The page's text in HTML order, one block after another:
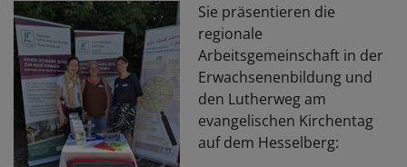
Sie präsentieren die
regionale
Arbeitsgemeinschaft in der
Erwachsenenbildung und
den Lutherweg am
evangelischen Kirchentag
auf dem Hesselberg: